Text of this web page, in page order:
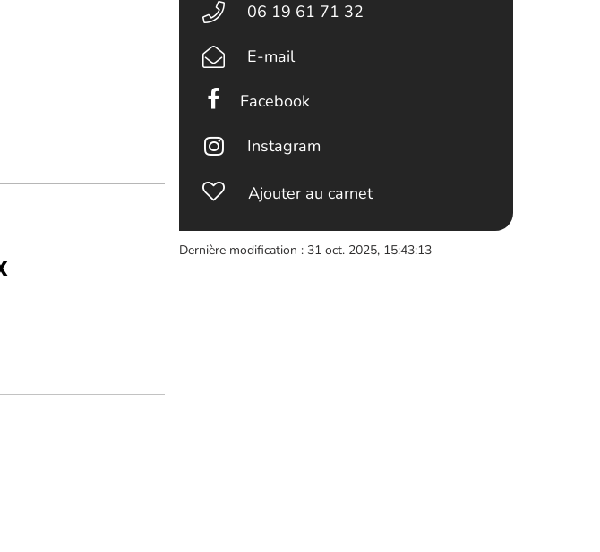
06 19 61 71 32
E-mail
Facebook
Instagram
Ajouter au carnet
Dernière modification : 31 oct. 2025, 15:43:13